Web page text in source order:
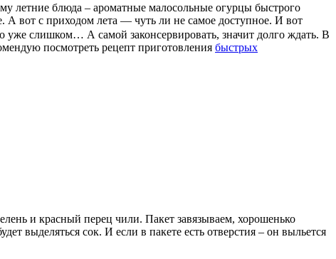
летние блюда – ароматные малосольные огурцы быстрого
А вот с приходом лета — чуть ли не самое доступное. И вот
уже слишком… А самой законсервировать, значит долго ждать. В
посмотреть рецепт приготовления быстрых
и красный перец чили. Пакет завязываем, хорошенько
выделяться сок. И если в пакете есть отверстия – он выльется